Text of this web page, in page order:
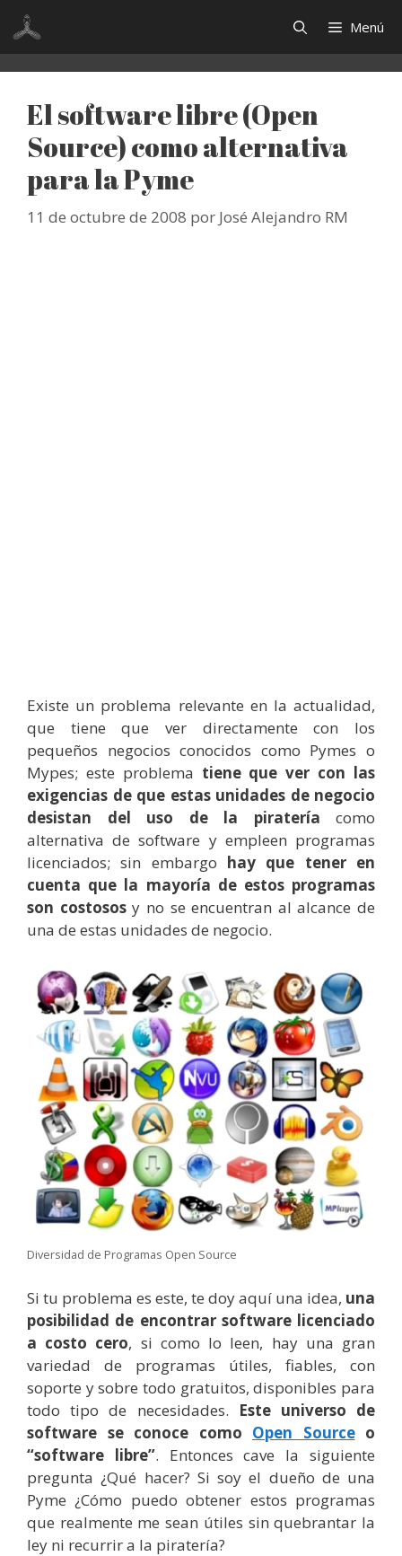
Saltar
contenido
Menú
El software libre (Open
Source) como alternativa
para la Pyme
11 de octubre de 2008 por José Alejandro RM
Existe un problema relevante en la actualidad,
que tiene que ver directamente con los
pequeños negocios conocidos como Pymes o
Mypes; este problema tiene que ver con las
exigencias de que estas unidades de negocio
desistan del uso de la piratería como
alternativa de software y empleen programas
licenciados; sin embargo hay que tener en
cuenta que la mayoría de estos programas
son costososy no se encuentran al alcance de
una de estas unidades de negocio.
Diversidad de Programas Open Source
Si tu problema es este, te doy aquí una idea, una
posibilidad de encontrar software licenciado
a costo cero, si como lo leen, hay una gran
variedad de programas útiles, fiables, con
soporte y sobre todo gratuitos, disponibles para
todo tipo de necesidades.
Este universo de
software se conoce como Open Sourceo
“software libre”. Entonces cave la siguiente
pregunta ¿Qué hacer? Si soy el dueño de una
Pyme ¿Cómo puedo obtener estos programas
que realmente me sean útiles sin quebrantar la
ley ni recurrir a la piratería?